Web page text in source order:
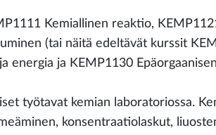
Kemiallinen reaktio,
(tai näitä edeltävät kurssit
energia ja KEMP1130
työtavat kemian laboratoriossa.
konsentraatiolaskut,